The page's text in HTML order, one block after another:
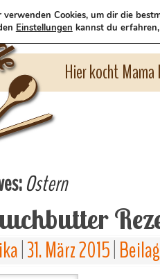
Hier kocht
Ostern
31. März 2015
verwenden Cookies, um dir die
Einstellungen kannst du